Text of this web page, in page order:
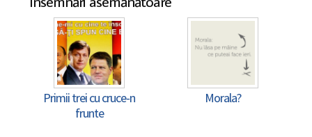
Primii trei cu cruce-n
frunte
Morala?